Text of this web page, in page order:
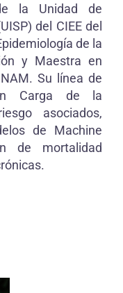
la Unidad de
del CIEE del
de la
y Maestra en
Su línea de
Carga de la
asociados,
de Machine
de mortalidad